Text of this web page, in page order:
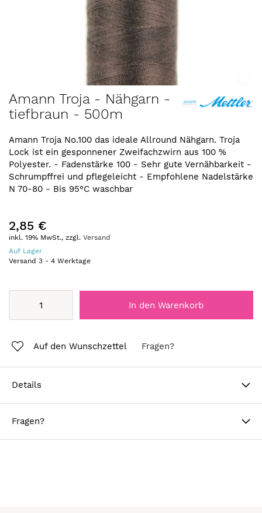
Anfang
der
springen
Amann Troja - Nähgarn -
tiefbraun - 500m
Amann Troja No.100 das ideale Allround Nähgarn. Troja
Lock ist ein gesponnener Zweifachzwirn aus 100 %
Polyester. - Fadenstärke 100 - Sehr gute Vernähbarkeit -
Schrumpffrei und pflegeleicht - Empfohlene Nadelstärke
N 70-80 - Bis 95°C waschbar
2,85 €
inkl. 19% MwSt., zzgl. Versand
Auf Lager
Versand 3 - 4 Werktage
In den Warenkorb
Auf den Wunschzettel Fragen?
Details
Fragen?